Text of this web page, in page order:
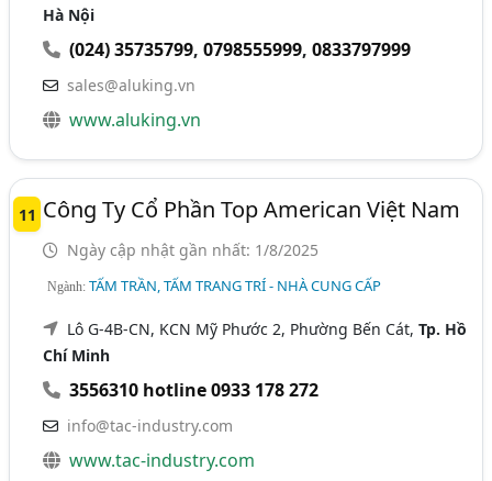
Hà Nội
(024) 35735799,0798555999,0833797999
sales@aluking.vn
www.aluking.vn
11 Công Ty Cổ Phần Top American Việt Nam
Ngày cập nhật gần nhất: 1/8/2025
Ngành:TẤM TRẦN, TẤM TRANG TRÍ - NHÀ CUNG CẤP
Lô G-4B-CN, KCN Mỹ Phước 2, Phường Bến Cát,Tp. Hồ
Chí Minh
3556310 hotline 0933 178 272
info@tac-industry.com
www.tac-industry.com